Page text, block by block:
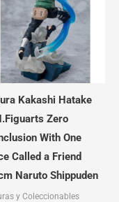
Kakashi Hatake
Zero
With One
Called a Friend
Naruto Shippuden
y Coleccionables